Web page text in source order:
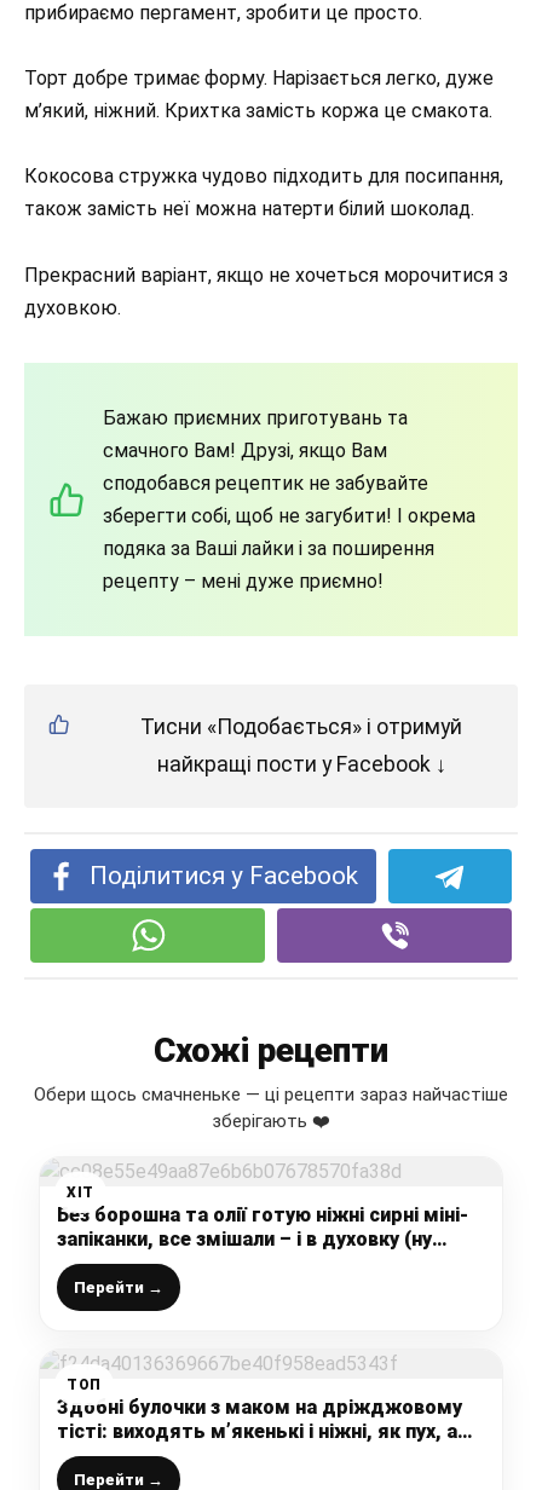
прибираємо пергамент, зробити це просто.
Торт добре тримає форму. Нарізається легко, дуже
м’який, ніжний. Крихтка замість коржа це смакота.
Кокосова стружка чудово підходить для посипання,
також замість неї можна натерти білий шоколад.
Прекрасний варіант, якщо не хочеться морочитися з
духовкою.
Бажаю приємних приготувань та
смачного Вам! Друзі, якщо Вам
сподобався рецептик не забувайте
зберегти собі, щоб не загубити! І окрема
подяка за Ваші лайки і за поширення
рецепту – мені дуже приємно!
Тисни «Подобається» і отримуй
найкращі пости у Facebook ↓
Поділитися у Facebook
Схожі рецепти
Обери щось смачненьке — ці рецепти зараз найчастіше
зберігають ❤️
ХІТ
Без борошна та олії готую ніжні сирні міні-
запіканки, все змішали – і в духовку (ну
дуже смачно виходить)
Перейти →
ТОП
Здобні булочки з маком на дріжджовому
тісті: виходять м’якенькі і ніжні, як пух, а
рецепт один з найпростіших
Перейти →